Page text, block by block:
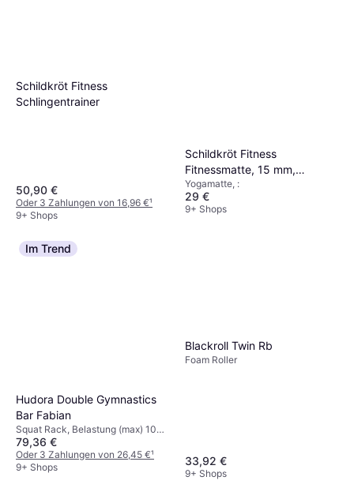
Schildkröt Fitness
Schlingentrainer
50,90 €
Oder 3 Zahlungen von 16,96 €¹
9+ Shops
Schildkröt Fitness
Fitnessmatte, 15 mm,
schwarz aus starkem,
rutschfestem
Syntetikkautschuk
Yogamatte, :
29 €
9+ Shops
Im Trend
Hudora Double Gymnastics
Bar Fabian
Squat Rack, Belastung (max) 100
kg
79,36 €
Oder 3 Zahlungen von 26,45 €¹
9+ Shops
Blackroll Twin Rb
Foam Roller
33,92 €
9+ Shops